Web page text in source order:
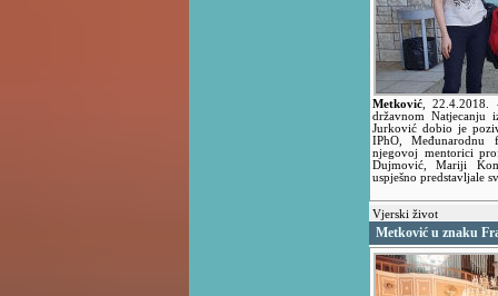
Metković ,22.4.2018.
državnom Natjecanju
Jurković dobio je
IPhO,
njegovoj mentorici
Dujmović, Mariji
uspješno predstavljale
Vjerski život
Metković u znaku